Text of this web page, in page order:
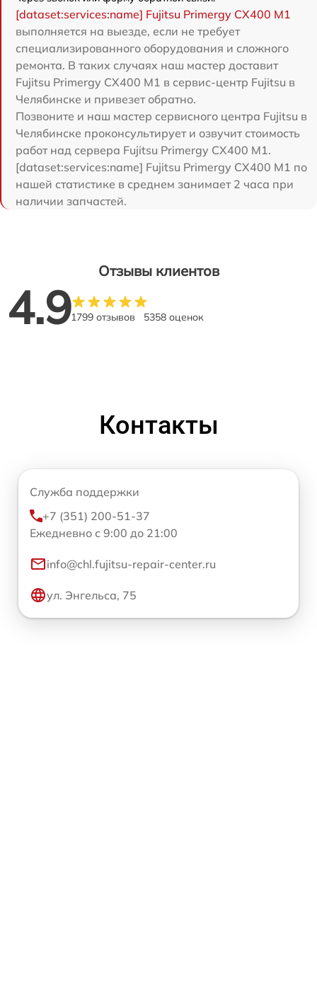
[dataset:services:name] Fujitsu Primergy CX400 M1
выполняется на выезде, если не требует
специализированного оборудования и сложного
ремонта. В таких случаях наш мастер доставит
Fujitsu Primergy CX400 M1 в сервис-центр Fujitsu в
Челябинске и привезет обратно.
Позвоните и наш мастер сервисного центра Fujitsu в
Челябинске проконсультирует и озвучит стоимость
работ над сервера Fujitsu Primergy CX400 M1.
[dataset:services:name] Fujitsu Primergy CX400 M1 по
нашей статистике в среднем занимает 2 часа при
наличии запчастей.
Отзывы клиентов
4.91799 отзывов 5358 оценок
Контакты
Служба поддержки
+7 (351) 200-51-37
Ежедневно с 9:00 до 21:00
info@chl.fujitsu-repair-center.ru
ул. Энгельса, 75